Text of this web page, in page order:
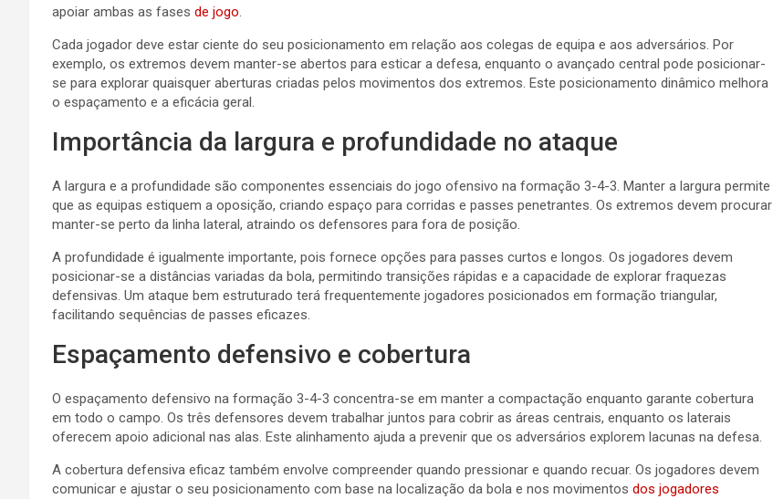
apoiar ambas as fases de jogo.
Cada jogador deve estar ciente do seu posicionamento em relação aos colegas de equipa e aos adversários. Por
exemplo, os extremos devem manter-se abertos para esticar a defesa, enquanto o avançado central pode posicionar-
se para explorar quaisquer aberturas criadas pelos movimentos dos extremos. Este posicionamento dinâmico melhora
o espaçamento e a eficácia geral.
Importância da largura e profundidade no ataque
A largura e a profundidade são componentes essenciais do jogo ofensivo na formação 3-4-3. Manter a largura permite
que as equipas estiquem a oposição, criando espaço para corridas e passes penetrantes. Os extremos devem procurar
manter-se perto da linha lateral, atraindo os defensores para fora de posição.
A profundidade é igualmente importante, pois fornece opções para passes curtos e longos. Os jogadores devem
posicionar-se a distâncias variadas da bola, permitindo transições rápidas e a capacidade de explorar fraquezas
defensivas. Um ataque bem estruturado terá frequentemente jogadores posicionados em formação triangular,
facilitando sequências de passes eficazes.
Espaçamento defensivo e cobertura
O espaçamento defensivo na formação 3-4-3 concentra-se em manter a compactação enquanto garante cobertura
em todo o campo. Os três defensores devem trabalhar juntos para cobrir as áreas centrais, enquanto os laterais
oferecem apoio adicional nas alas. Este alinhamento ajuda a prevenir que os adversários explorem lacunas na defesa.
A cobertura defensiva eficaz também envolve compreender quando pressionar e quando recuar. Os jogadores devem
comunicar e ajustar o seu posicionamento com base na localização da bola e nos movimentos dos jogadores